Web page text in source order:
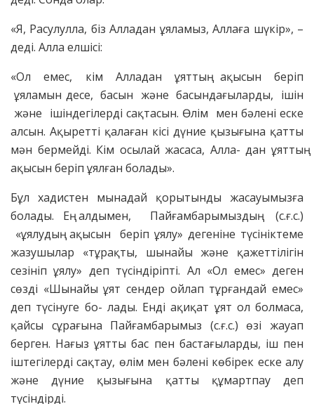
«Я, Расулулла, біз Алладан ұяламыз, Аллаға шүкір», –
деді. Алла елшісі:
«Ол емес, кім Алладан ұяттың ақысын беріп
ұяламын десе, басын және басындағыларды, ішін
және ішіндегілерді сақтасын. Өлім мен бәлені еске
алсын. Ақыретті қалаған кісі дүние қызығына қатты
мән бермейді. Кім осылай жасаса, Алла- дан ұяттың
ақысын беріп ұялған болады».
Бұл хадистен мынадай қорытынды жасауымызға
болады. Ең алдымен, Пайғамбарымыздың (с.ғ.с.)
«ұялудың ақысын беріп ұялу» дегеніне түсініктеме
жазушылар «тұрақты, шынайы және қажеттілігін
сезініп ұялу» деп түсіндіріпті. Ал «Ол емес» деген
сөзді «Шынайы ұят сендер ойлап тұрғандай емес»
деп түсінуге бо- лады. Енді ақиқат ұят ол болмаса,
қайсы сұрағына Пайғамбарымыз (с.ғ.с.) өзі жауап
берген. Нағыз ұятты бас пен бастағыларды, іш пен
іштегілерді сақтау, өлім мен бәлені көбірек еске алу
және дүние қызығына қатты құмартпау деп
түсіндірді.